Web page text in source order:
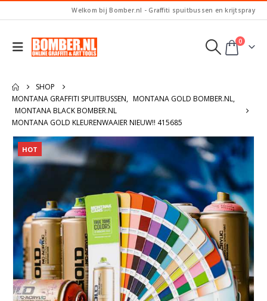
Welkom bij Bomber.nl - Graffiti spuitbussen en krijtspray
0
SHOP
MONTANA GRAFFITI SPUITBUSSEN, MONTANA GOLD BOMBER.NL,
MONTANA BLACK BOMBER.NL
MONTANA GOLD KLEURENWAAIER NIEUW!! 415685
HOT